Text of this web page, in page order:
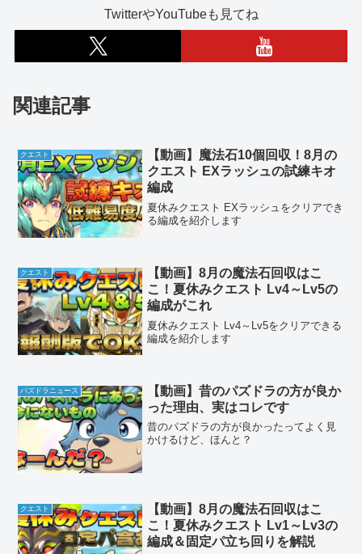
TwitterやYouTubeも見てね
関連記事
クエスト
【動画】魔法石10個回収！8月の
クエスト EXラッシュの試練キオ
編成
夏休みクエスト EXラッシュをクリアでき
る編成を紹介します
クエスト
【動画】8月の魔法石回収はこ
こ！夏休みクエスト Lv4～Lv5の
編成がこれ
夏休みクエスト Lv4～Lv5をクリアできる
編成を紹介します
パズドラニュース
【動画】昔のパズドラの方が良か
った理由、実はコレです
昔のパズドラの方が良かったってよく見
かけるけど、ほんと？
クエスト
【動画】8月の魔法石回収はこ
こ！夏休みクエスト Lv1～Lv3の
編成＆固定パ立ち回りを解説